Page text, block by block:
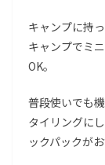
キャンプに持
キャンプでミ
OK。
普段使いでも
タイリングに
ックパックがお